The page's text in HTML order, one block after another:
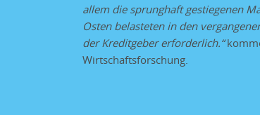
allem die sprunghaft gestiegenen
Osten belasteten in den
der Kreditgeber erforderlich.“
Wirtschaftsforschung.